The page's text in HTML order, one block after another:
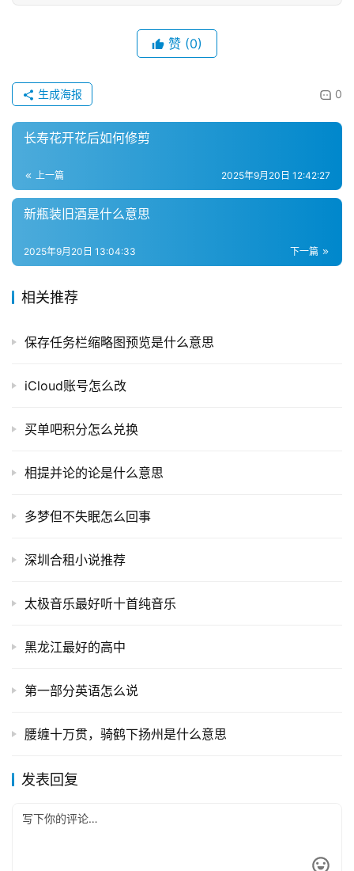
赞 (0)
0
生成海报
长寿花开花后如何修剪
上一篇 2025年9月20日 12:42:27
新瓶装旧酒是什么意思
下一篇
2025年9月20日 13:04:33
相关推荐
保存任务栏缩略图预览是什么意思
iCloud账号怎么改
买单吧积分怎么兑换
相提并论的论是什么意思
多梦但不失眠怎么回事
深圳合租小说推荐
太极音乐最好听十首纯音乐
黑龙江最好的高中
第一部分英语怎么说
腰缠十万贯，骑鹤下扬州是什么意思
发表回复